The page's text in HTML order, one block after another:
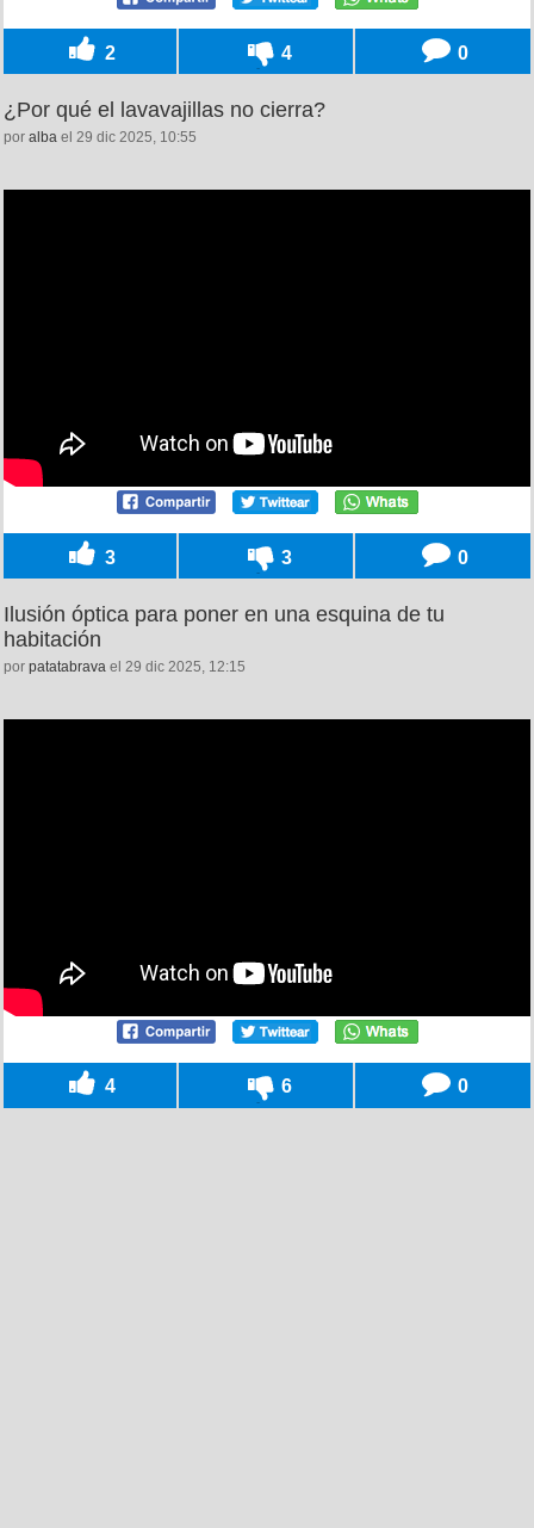
2 4 0
¿Por qué el lavavajillas no cierra?
por alba el 29 dic 2025, 10:55
3 3 0
Ilusión óptica para poner en una esquina de tu
habitación
por patatabrava el 29 dic 2025, 12:15
4 6 0